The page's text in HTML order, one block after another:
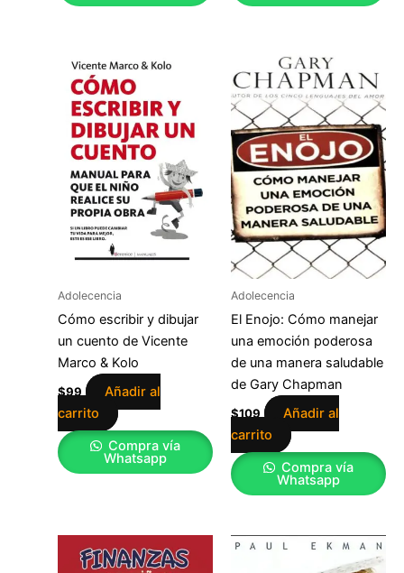
Adolecencia
Cómo escribir y dibujar
un cuento de Vicente
Marco & Kolo
$99
Añadir al
carrito
Compra vía
Whatsapp
Adolecencia
El Enojo: Cómo manejar
una emoción poderosa
de una manera saludable
de Gary Chapman
$109
Añadir al
carrito
Compra vía
Whatsapp